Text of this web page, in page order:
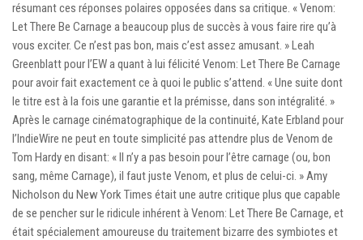
résumant ces réponses polaires opposées dans sa critique. « Venom:
Let There Be Carnage a beaucoup plus de succès à vous faire rire qu’à
vous exciter. Ce n’est pas bon, mais c’est assez amusant. » Leah
Greenblatt pour l’EW a quant à lui félicité Venom: Let There Be Carnage
pour avoir fait exactement ce à quoi le public s’attend. « Une suite dont
le titre est à la fois une garantie et la prémisse, dans son intégralité. »
Après le carnage cinématographique de la continuité, Kate Erbland pour
l’IndieWire ne peut en toute simplicité pas attendre plus de Venom de
Tom Hardy en disant: « Il n’y a pas besoin pour l’être carnage (ou, bon
sang, même Carnage), il faut juste Venom, et plus de celui-ci. » Amy
Nicholson du New York Times était une autre critique plus que capable
de se pencher sur le ridicule inhérent à Venom: Let There Be Carnage, et
était spécialement amoureuse du traitement bizarre des symbiotes et